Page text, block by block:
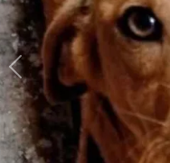
Previous